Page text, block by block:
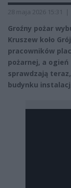
28 maja 2026 15:31 |
Groźny pożar
Kruszew koło
pracowników
pożarnej, a ogień
sprawdzają
budynku